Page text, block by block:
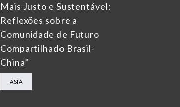
Mais Justo e Sustentável:
Reflexões sobre a
Comunidade de Futuro
Compartilhado Brasil-
China”
ÁSIA